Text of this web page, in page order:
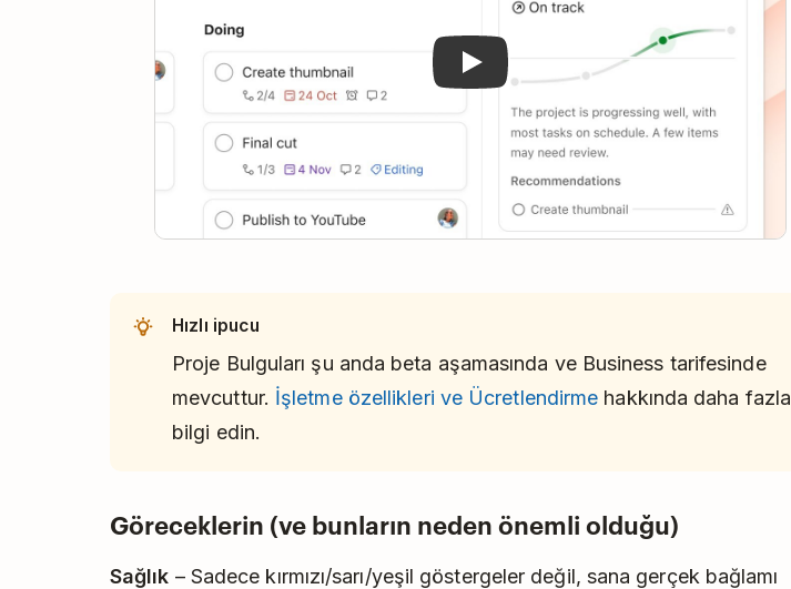
Hızlı ipucu
Proje Bulguları şu anda beta aşamasında ve Business tarifesinde
mevcuttur. İşletme özellikleri ve Ücretlendirme hakkında daha fazla
bilgi edin.
Göreceklerin (ve bunların neden önemli olduğu)
Sağlık – Sadece kırmızı/sarı/yeşil göstergeler değil, sana gerçek bağlamı